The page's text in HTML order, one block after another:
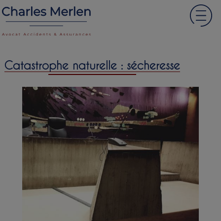
Catastrophe naturelle : sécheresse